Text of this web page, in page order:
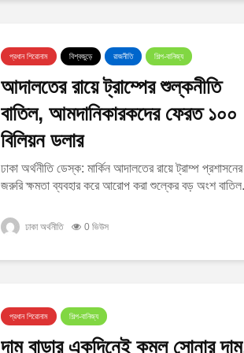
প্রধান শিরোনাম বিশ্বজুড়ে রাজনীতি শিল্প-বানিজ্য
আদালতের রায়ে ট্রাম্পের শুল্কনীতি
বাতিল, আমদানিকারকদের ফেরত ১০০
বিলিয়ন ডলার
ঢাকা অর্থনীতি ডেস্ক: মার্কিন আদালতের রায়ে ট্রাম্প প্রশাসনের
জরুরি ক্ষমতা ব্যবহার করে আরোপ করা শুল্কের বড় অংশ
ঢাকা অর্থনীতি 0 ভিউস
প্রধান শিরোনাম শিল্প-বানিজ্য
দাম বাড়ার একদিনেই কমল সোনার